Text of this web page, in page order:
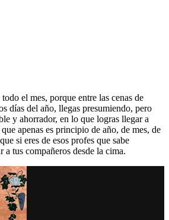
el mes, porque entre las cenas de
días del año, llegas presumiendo, pero
y ahorrador, en lo que logras llegar a
apenas es principio de año, de mes, de
si eres de esos profes que sabe
a tus compañeros desde la cima.